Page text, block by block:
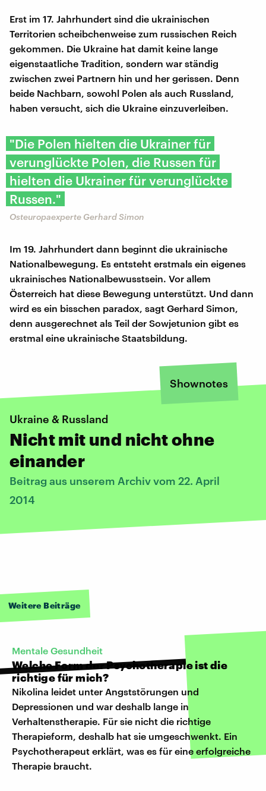
Erst im 17. Jahrhundert sind die ukrainischen
Territorien scheibchenweise zum russischen Reich
gekommen. Die Ukraine hat damit keine lange
eigenstaatliche Tradition, sondern war ständig
zwischen zwei Partnern hin und her gerissen. Denn
beide Nachbarn, sowohl Polen als auch Russland,
haben versucht, sich die Ukraine einzuverleiben.
"Die Polen hielten die Ukrainer für
verunglückte Polen, die Russen für
hielten die Ukrainer für verunglückte
Russen."
Osteuropaexperte Gerhard Simon
Im 19. Jahrhundert dann beginnt die ukrainische
Nationalbewegung. Es entsteht erstmals ein eigenes
ukrainisches Nationalbewusstsein. Vor allem
Österreich hat diese Bewegung unterstützt. Und dann
wird es ein bisschen paradox, sagt Gerhard Simon,
denn ausgerechnet als Teil der Sowjetunion gibt es
erstmal eine ukrainische Staatsbildung.
Shownotes
Ukraine & Russland
Nicht mit und nicht ohne
einander
Beitrag aus unserem Archiv vom 22. April
2014
Weitere Beiträge
Mentale Gesundheit
Welche Form der Psychotherapie ist die
richtige für mich?
Nikolina leidet unter Angststörungen und
Depressionen und war deshalb lange in
Verhaltenstherapie. Für sie nicht die richtige
Therapieform, deshalb hat sie umgeschwenkt. Ein
Psychotherapeut erklärt, was es für eine erfolgreiche
Therapie braucht.